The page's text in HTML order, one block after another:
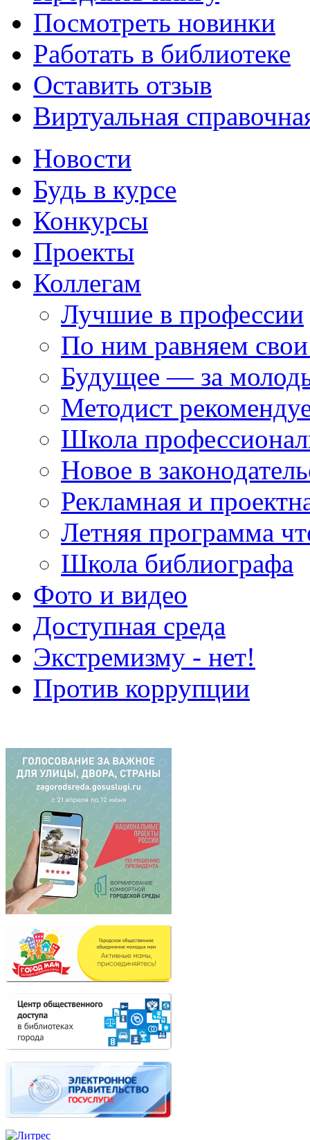
Посмотреть новинки
Работать в библиотеке
Оставить отзыв
Виртуальная
Новости
Будь в курсе
Конкурсы
Проекты
Коллегам
Лучшие в профессии
По ним равняем
Будущее — за
Методист
Школа
Новое в
Рекламная и
Летняя программа
Школа библиографа
Фото и видео
Доступная среда
Экстремизму - нет!
Против коррупции